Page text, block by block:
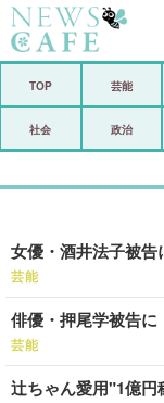
恋愛
コメントポス
TOP 芸能
社会 政治
女優・酒井法子被告
芸能
俳優・押尾学被告に
芸能
辻ちゃん愛用"1億円